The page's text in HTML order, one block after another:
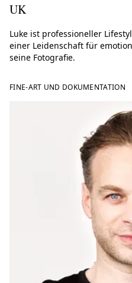
UK
Luke ist professioneller
einer Leidenschaft für
seine Fotografie.
FINE-ART UND DOKUMENTATION